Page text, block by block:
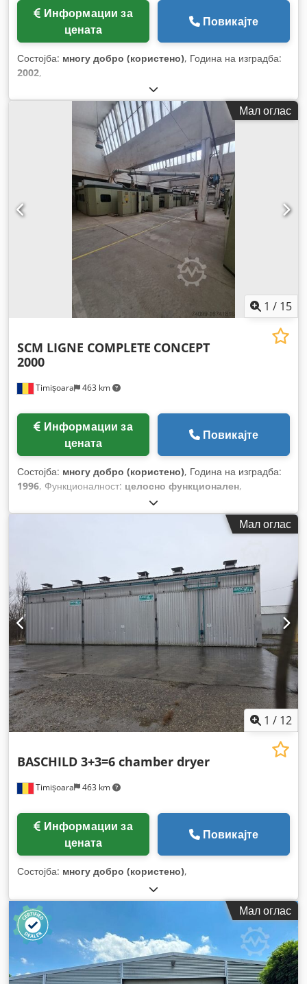
цената
Повикајте
Состојба: многу добро (користено), Година на изградба:
2002,
Мал оглас
1 / 15
Timișoara 463 km
SCM LIGNE COMPLETE CONCEPT
2000
цената
Повикајте
Состојба: многу добро (користено), Година на изградба:
1996, Функционалност: целосно функционален,
Мал оглас
1 / 12
Timișoara 463 km
BASCHILD 3+3=6 chamber dryer
цената
Повикајте
Состојба: многу добро (користено),
Мал оглас